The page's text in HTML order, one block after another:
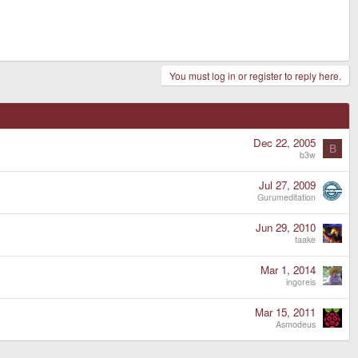
You must log in or register to reply here.
Dec 22, 2005
b3w B
Jul 27, 2009
Gurumeditation
Jun 29, 2010
taake
Mar 1, 2014
ingoreis
Mar 15, 2011
Asmodeus